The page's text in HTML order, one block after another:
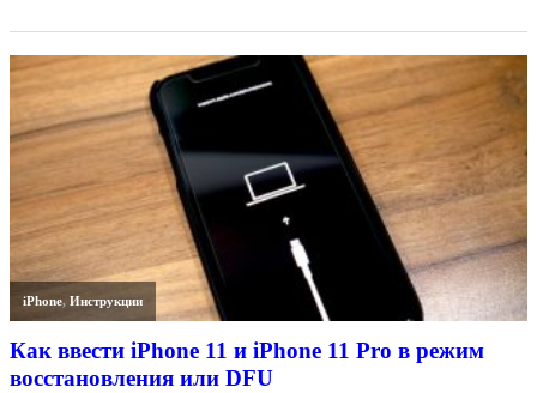
iPhone,Инструкции
Как ввести iPhone 11 и iPhone 11 Pro в режим
восстановления или DFU